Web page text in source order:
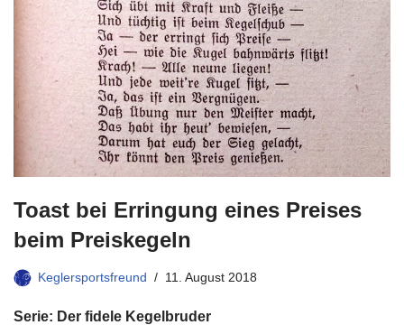
Toast bei Erringung eines Preises
beim Preiskegeln
Keglersportsfreund 11. August 2018
Serie: Der fidele Kegelbruder